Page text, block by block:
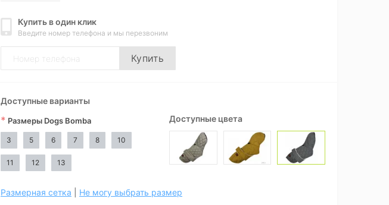
Смотреть видео
Купить в один клик
Введите номер телефона и мы перезвоним
Купить
Доступные цвета
Доступные варианты
* Размеры Dogs Bomba
3 5 6 7 8 10
11 12 13
Размерная сетка Не могу выбрать размер